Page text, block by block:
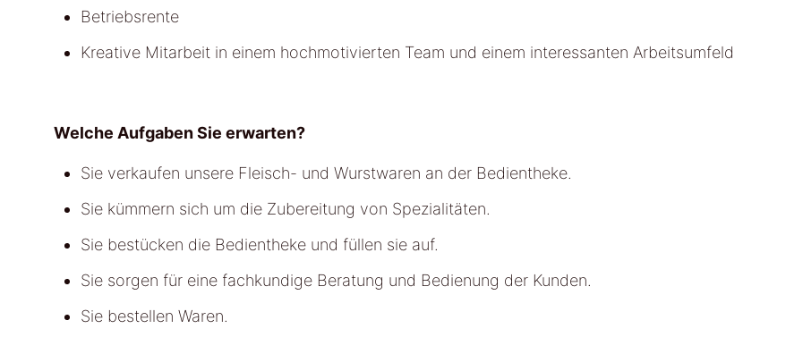
Betriebsrente
Kreative Mitarbeit in einem hochmotivierten Team und einem interessanten Arbeitsumfeld
Welche Aufgaben Sie erwarten?
Sie verkaufen unsere Fleisch- und Wurstwaren an der Bedientheke.
Sie kümmern sich um die Zubereitung von Spezialitäten.
Sie bestücken die Bedientheke und füllen sie auf.
Sie sorgen für eine fachkundige Beratung und Bedienung der Kunden.
Sie bestellen Waren.